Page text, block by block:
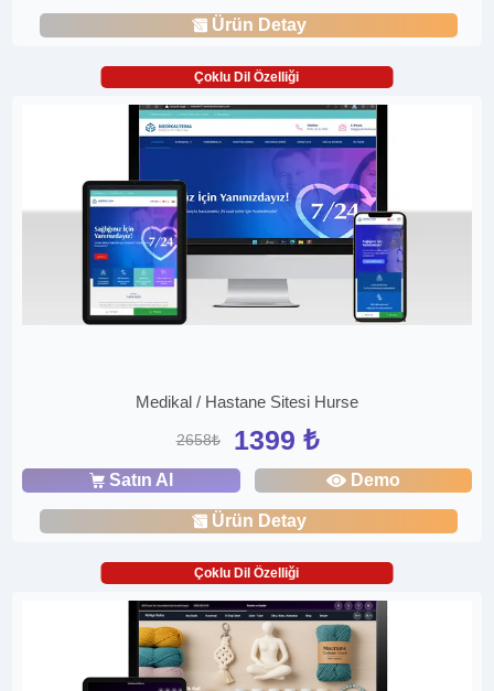
Ürün Detay
Çoklu Dil Özelliği
Medikal / Hastane Sitesi Hurse
2658₺ 1399 ₺
Satın Al Demo
Ürün Detay
Çoklu Dil Özelliği